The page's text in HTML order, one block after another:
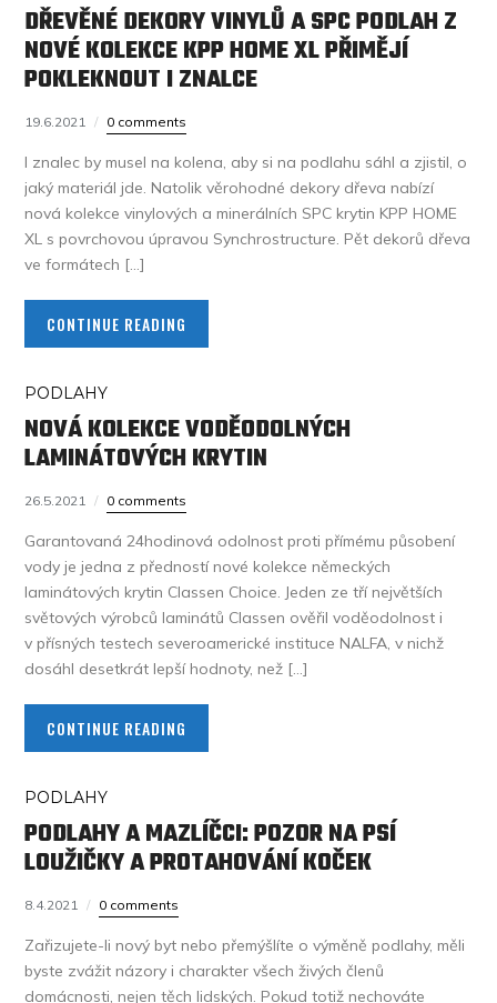
DŘEVĚNÉ DEKORY VINYLŮ A SPC PODLAH Z
NOVÉ KOLEKCE KPP HOME XL PŘIMĚJÍ
POKLEKNOUT I ZNALCE
19.6.2021 0 comments
I znalec by musel na kolena, aby si na podlahu sáhl a zjistil, o
jaký materiál jde. Natolik věrohodné dekory dřeva nabízí
nová kolekce vinylových a minerálních SPC krytin KPP HOME
XL s povrchovou úpravou Synchrostructure. Pět dekorů dřeva
ve formátech […]
CONTINUE READING
PODLAHY
NOVÁ KOLEKCE VODĚODOLNÝCH
LAMINÁTOVÝCH KRYTIN
26.5.2021 0 comments
Garantovaná 24hodinová odolnost proti přímému působení
vody je jedna z předností nové kolekce německých
laminátových krytin Classen Choice. Jeden ze tří největších
světových výrobců laminátů Classen ověřil voděodolnost i
v přísných testech severoamerické instituce NALFA, v nichž
dosáhl desetkrát lepší hodnoty, než […]
CONTINUE READING
PODLAHY
PODLAHY A MAZLÍČCI: POZOR NA PSÍ
LOUŽIČKY A PROTAHOVÁNÍ KOČEK
8.4.2021 0 comments
Zařizujete-li nový byt nebo přemýšlíte o výměně podlahy, měli
byste zvážit názory i charakter všech živých členů
domácnosti, nejen těch lidských. Pokud totiž nechováte